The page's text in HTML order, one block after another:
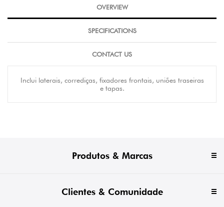
OVERVIEW
SPECIFICATIONS
CONTACT US
Inclui laterais, corrediças, fixadores frontais, uniões traseiras
e tapas.
Produtos & Marcas
Clientes & Comunidade